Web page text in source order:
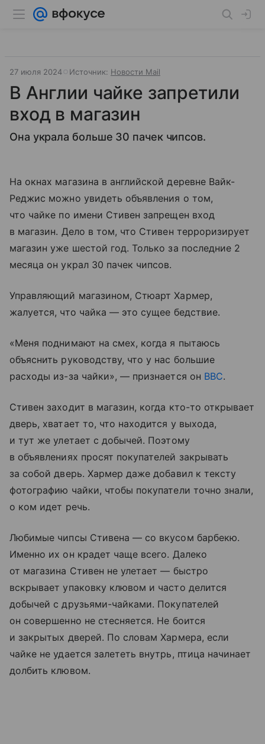
27 июля 2024 Источник: Новости Mail
В Англии чайке запретили
вход в магазин
Она украла больше 30 пачек чипсов.
На окнах магазина в английской деревне Вайк-
Реджис можно увидеть объявления о том,
что чайке по имени Стивен запрещен вход
в магазин. Дело в том, что Стивен терроризирует
магазин уже шестой год. Только за последние 2
месяца он украл 30 пачек чипсов.
Управляющий магазином, Стюарт Хармер,
жалуется, что чайка — это сущее бедствие.
«Меня поднимают на смех, когда я пытаюсь
объяснить руководству, что у нас большие
расходы из-за чайки», — признается он BBC.
Стивен заходит в магазин, когда кто-то открывает
дверь, хватает то, что находится у выхода,
и тут же улетает с добычей. Поэтому
в объявлениях просят покупателей закрывать
за собой дверь. Хармер даже добавил к тексту
фотографию чайки, чтобы покупатели точно знали,
о ком идет речь.
Любимые чипсы Стивена — со вкусом барбекю.
Именно их он крадет чаще всего. Далеко
от магазина Стивен не улетает — быстро
вскрывает упаковку клювом и часто делится
добычей с друзьями-чайками. Покупателей
он совершенно не стесняется. Не боится
и закрытых дверей. По словам Хармера, если
чайке не удается залететь внутрь, птица начинает
долбить клювом.